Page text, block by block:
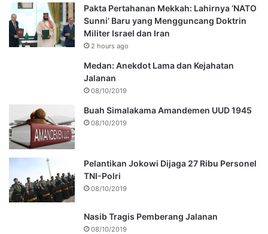
Pakta Pertahanan Mekkah: Lahirnya ‘NATO
Sunni’ Baru yang Mengguncang Doktrin
Militer Israel dan Iran
2 hours ago
Medan: Anekdot Lama dan Kejahatan
Jalanan
08/10/2019
Buah Simalakama Amandemen UUD 1945
08/10/2019
Pelantikan Jokowi Dijaga 27 Ribu Personel
TNI-Polri
08/10/2019
Nasib Tragis Pemberang Jalanan
08/10/2019